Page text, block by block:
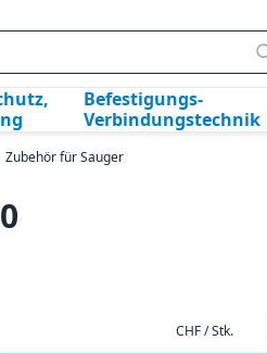
Befestigungs-
Verbindungstechnik
Zubehör für Sauger
CHF / Stk.